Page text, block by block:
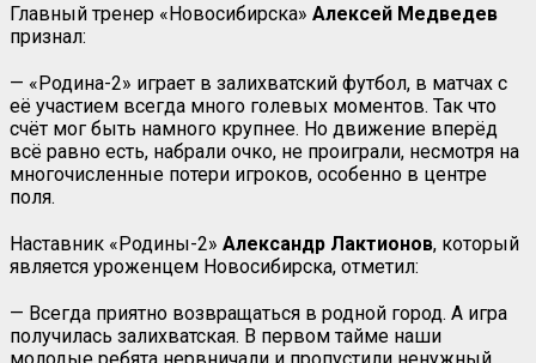
Главный тренер «Новосибирска» Алексей Медведев
признал:
— «Родина-2» играет в залихватский футбол, в матчах с
её участием всегда много голевых моментов. Так что
счёт мог быть намного крупнее. Но движение вперёд
всё равно есть, набрали очко, не проиграли, несмотря на
многочисленные потери игроков, особенно в центре
поля.
Наставник «Родины-2» Александр Лактионов, который
является уроженцем Новосибирска, отметил:
— Всегда приятно возвращаться в родной город. А игра
получилась залихватская. В первом тайме наши